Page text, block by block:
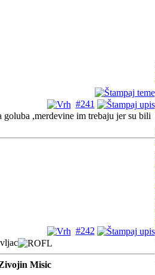
#241
,merdevine im trebaju jer su bili
#242
Misic